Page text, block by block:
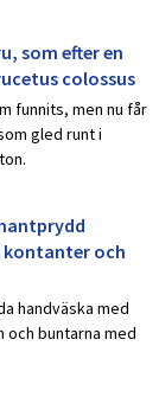
som efter en
colossus
funnits, men nu får
gled runt i
kontanter och
handväska med
och buntarna med